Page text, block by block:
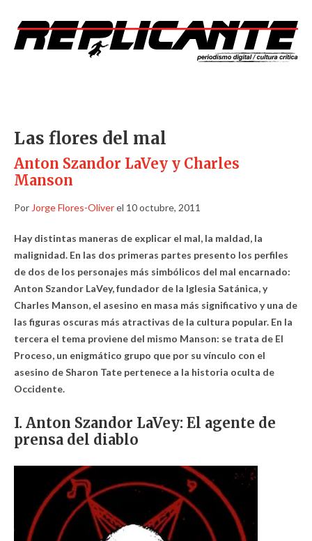
Las flores del mal
Anton Szandor LaVey y Charles
Manson
Por Jorge Flores-Oliverel 10 octubre, 2011
Hay distintas maneras de explicar el mal, la maldad, la
malignidad. En las dos primeras partes presento los perfiles
de dos de los personajes más simbólicos del mal encarnado:
Anton Szandor LaVey, fundador de la Iglesia Satánica, y
Charles Manson, el asesino en masa más significativo y una de
las figuras oscuras más atractivas de la cultura popular. En la
tercera el tema proviene del mismo Manson: se trata de El
Proceso, un enigmático grupo que por su vínculo con el
asesino de Sharon Tate pertenece a la historia oculta de
Occidente.
I. Anton Szandor LaVey: El agente de
prensa del diablo